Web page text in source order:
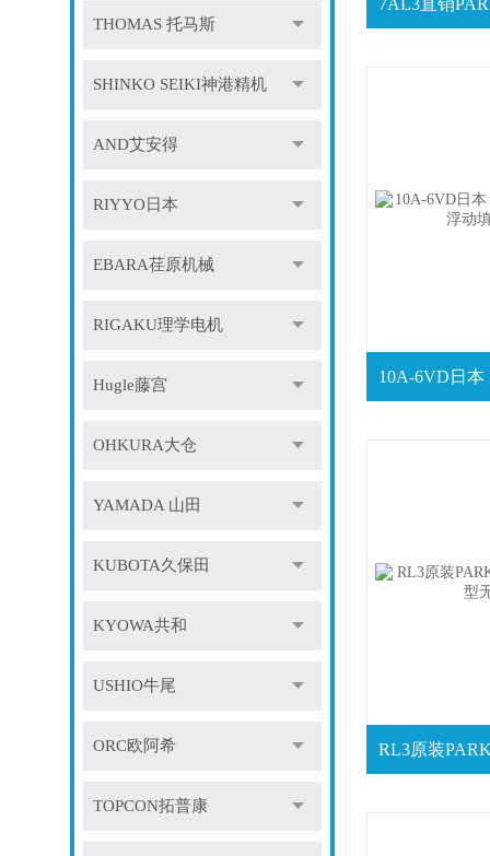
THOMAS 托马斯
SHINKO SEIKI神港精机
AND艾安得
RIYYO日本
EBARA荏原机械
RIGAKU理学电机
Hugle藤宫
OHKURA大仓
YAMADA 山田
KUBOTA久保田
KYOWA共和
USHIO牛尾
ORC欧阿希
TOPCON拓普康